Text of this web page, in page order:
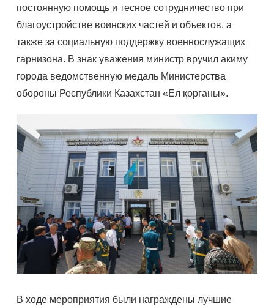
постоянную помощь и тесное сотрудничество при
благоустройстве воинских частей и объектов, а
также за социальную поддержку военнослужащих
гарнизона. В знак уважения министр вручил акиму
города ведомственную медаль Министерства
обороны Республики Казахстан «Ел қорғаны».
В ходе мероприятия были награждены лучшие